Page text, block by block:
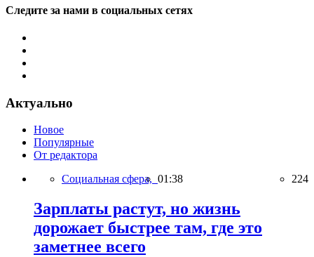
Следите за нами в социальных сетях
Актуально
Новое
Популярные
От редактора
Социальная сфера, 01:38 224
Зарплаты растут, но жизнь
дорожает быстрее там, где это
заметнее всего